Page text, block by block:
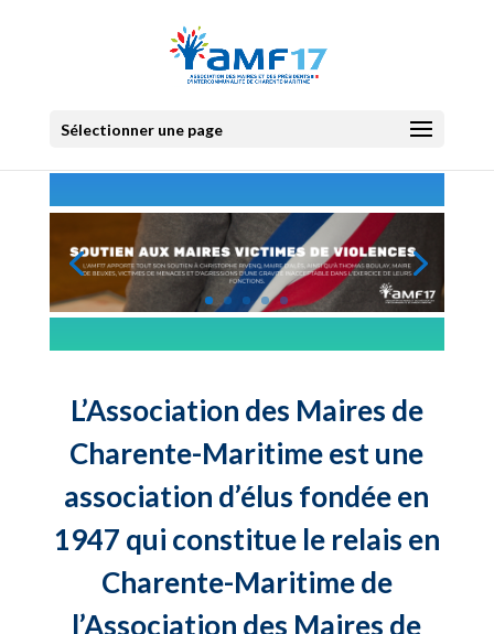
Sélectionner une page
L’Association des Maires de
Charente-Maritime est une
association d’élus fondée en
1947 qui constitue le relais en
Charente-Maritime de
l’Association des Maires de